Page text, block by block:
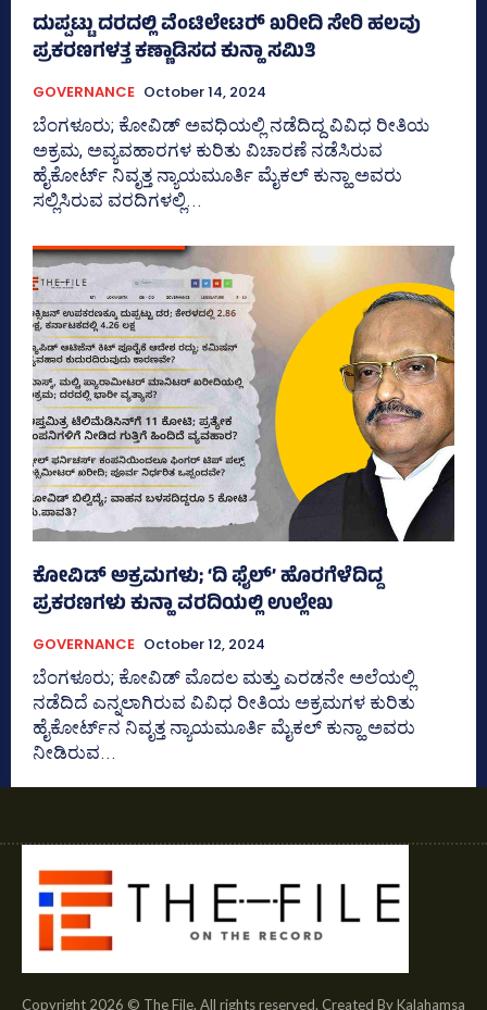
ದುಪ್ಪಟ್ಟು ದರದಲ್ಲಿ ವೆಂಟಿಲೇಟರ್‍‌ ಖರೀದಿ ಸೇರಿ ಹಲವು
ಪ್ರಕರಣಗಳತ್ತ ಕಣ್ಣಾಡಿಸದ ಕುನ್ಹಾ ಸಮಿತಿ
GOVERNANCE October 14, 2024
ಬೆಂಗಳೂರು; ಕೋವಿಡ್‌ ಅವಧಿಯಲ್ಲಿ ನಡೆದಿದ್ದ ವಿವಿಧ ರೀತಿಯ
ಅಕ್ರಮ, ಅವ್ಯವಹಾರಗಳ ಕುರಿತು ವಿಚಾರಣೆ ನಡೆಸಿರುವ
ಹೈಕೋರ್ಟ್‌ ನಿವೃತ್ತ ನ್ಯಾಯಮೂರ್ತಿ ಮೈಕಲ್‌ ಕುನ್ಹಾ ಅವರು
ಸಲ್ಲಿಸಿರುವ ವರದಿಗಳಲ್ಲಿ...
ಕೋವಿಡ್‌ ಅಕ್ರಮಗಳು; ‘ದಿ ಫೈಲ್‌’ ಹೊರಗೆಳೆದಿದ್ದ
ಪ್ರಕರಣಗಳು ಕುನ್ಹಾ ವರದಿಯಲ್ಲಿ ಉಲ್ಲೇಖ
GOVERNANCE October 12, 2024
ಬೆಂಗಳೂರು; ಕೋವಿಡ್‌ ಮೊದಲ ಮತ್ತು ಎರಡನೇ ಅಲೆಯಲ್ಲಿ
ನಡೆದಿದೆ ಎನ್ನಲಾಗಿರುವ ವಿವಿಧ ರೀತಿಯ ಅಕ್ರಮಗಳ ಕುರಿತು
ಹೈಕೋರ್ಟ್‌ನ ನಿವೃತ್ತ ನ್ಯಾಯಮೂರ್ತಿ ಮೈಕಲ್ ಕುನ್ಹಾ ಅವರು
ನೀಡಿರುವ...
Copyright 2026 © The File. All rights reserved. Created By Kalahamsa